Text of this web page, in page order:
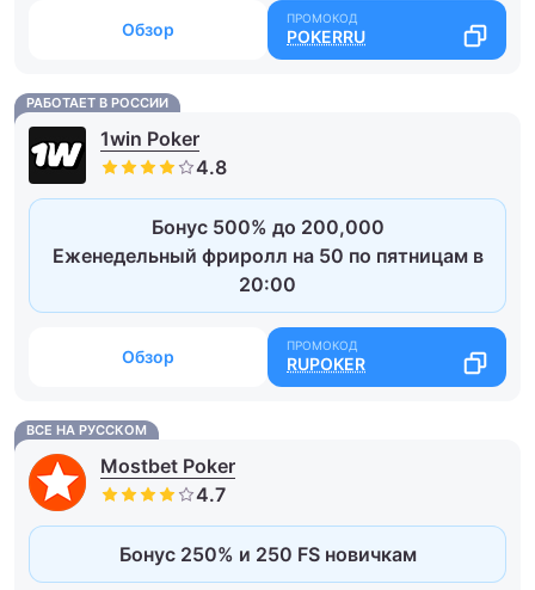
Обзор POKERRU
РАБОТАЕТ В РОССИИ
1win Poker
Бонус 500% до 200,000
Еженедельный фриролл на 50 по пятницам в
20:00
Обзор RUPOKER
ВСЕ НА РУССКОМ
Mostbet Poker
Бонус 250% и 250 FS новичкам